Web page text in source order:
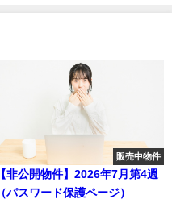
販売中物件
【非公開物件】2026年7月第4週
（パスワード保護ページ）